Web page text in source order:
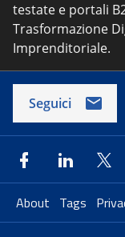
testate e portali
Trasformazione
Imprenditoriale.
Seguici
About Tags